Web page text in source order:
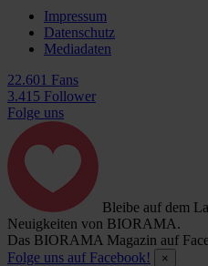
Impressum
Datenschutz
Mediadaten
22.601 Fans
3.415 Follower
Folge uns
Bleibe auf dem
Neuigkeiten von BIORAMA.
Das BIORAMA Magazin auf
Folge uns auf Facebook!
×